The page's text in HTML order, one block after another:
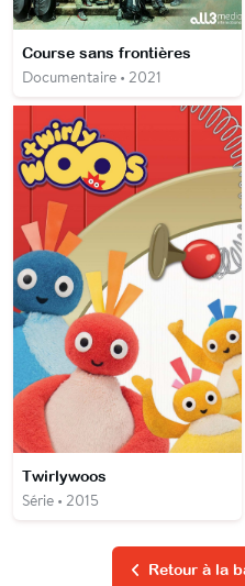
Course sans frontières
Documentaire • 2021
Twirlywoos
Série • 2015
Retour à la